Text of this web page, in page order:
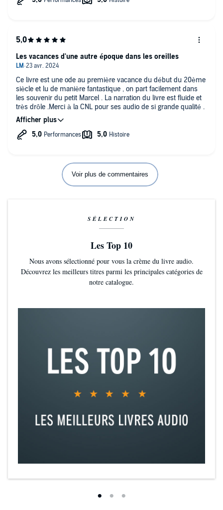
Ce livre est une ode au première vacance du début du 20ème
siècle et lu de manière fantastique , on part facilement dans
les souvenir du petit Marcel . La narration du livre est fluide et
très drôle .Merci à la CNL pour ses audio de si grande qualité .
Les vacances d'une autre époque dans les oreilles
Voir plus de commentaires
SÉLECTION
Les Top 10
Nous avons sélectionné pour vous la crème du livre audio.
Découvrez les meilleurs titres parmi les principales catégories de
notre catalogue.